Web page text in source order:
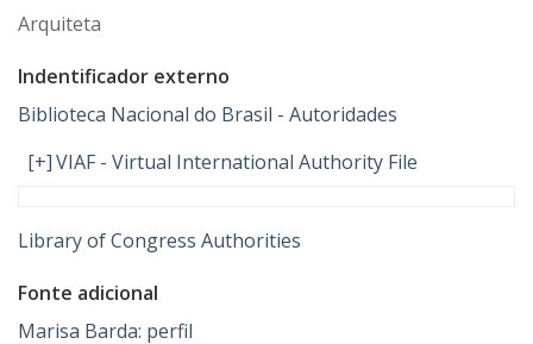
Arquiteta
Indentificador externo
Biblioteca Nacional do Brasil - Autoridades
[+]VIAF - Virtual International Authority File
Library of Congress Authorities
Fonte adicional
Marisa Barda: perfil